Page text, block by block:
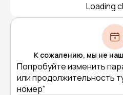
Loading
К сожалению, мы не
Попробуйте изменить
или продолжительность
номер"